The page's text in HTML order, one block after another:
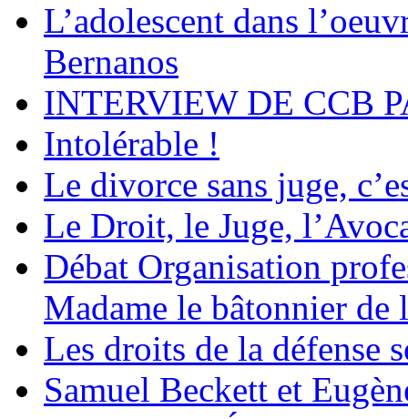
L’adolescent dans
Bernanos
INTERVIEW DE CCB
Intolérable !
Le divorce sans juge,
Le Droit, le Juge,
Débat Organisation
Madame le bâtonnier de
Les droits de la défense
Samuel Beckett et